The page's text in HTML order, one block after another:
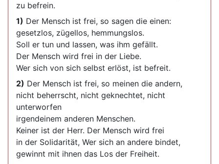
zu befrein.
1) Der Mensch ist frei, so sagen die einen:
gesetzlos, zügellos, hemmungslos.
Soll er tun und lassen, was ihm gefällt.
Der Mensch wird frei in der Liebe.
Wer sich von sich selbst erlöst, ist befreit.
2) Der Mensch ist frei, so meinen die andern,
nicht beherrscht, nicht geknechtet, nicht
unterworfen
irgendeinem anderen Menschen.
Keiner ist der Herr. Der Mensch wird frei
in der Solidarität, Wer sich an andere bindet,
gewinnt mit ihnen das Los der Freiheit.